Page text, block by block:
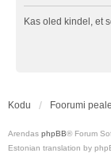
Kas oled kindel, et
Kodu Foorumi
Arendas phpBB® Forum
Estonian translation by